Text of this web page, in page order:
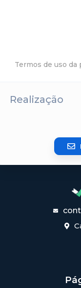
Termos de uso da
Realização